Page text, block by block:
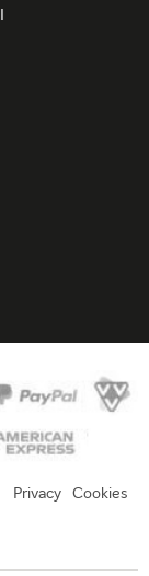
Privacy Cookies